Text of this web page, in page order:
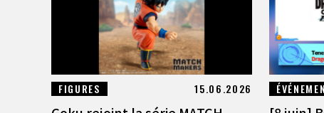
FIGURES 15.06.2026